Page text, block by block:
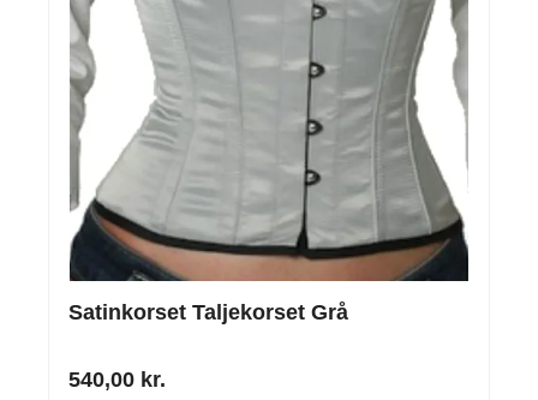
Satinkorset Taljekorset Grå
540,00 kr.